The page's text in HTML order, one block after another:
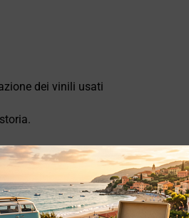
dei vinili usati
vinili online?
i vinili usati